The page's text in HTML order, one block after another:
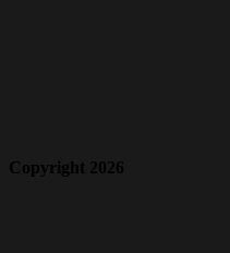
Copyright 2026